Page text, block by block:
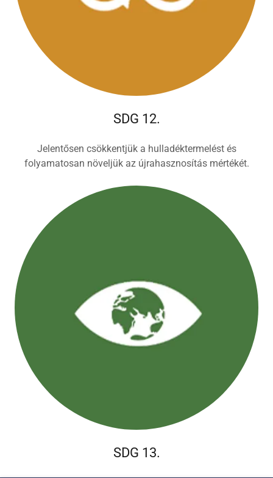
SDG 12.
Jelentősen csökkentjük a hulladéktermelést és
folyamatosan növeljük az újrahasznosítás mértékét.
SDG 13.